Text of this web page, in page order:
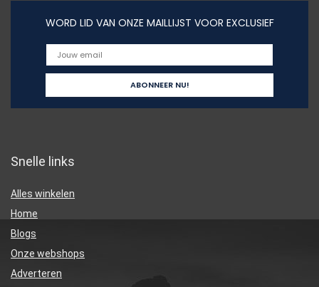
WORD LID VAN ONZE MAILLIJST VOOR EXCLUSIEF
Snelle links
Alles winkelen
Home
Blogs
Onze webshops
Adverteren